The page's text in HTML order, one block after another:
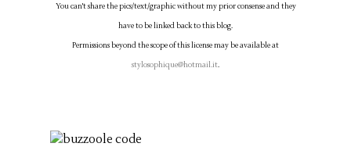
You can't share the pics/text/graphic without my prior consense and they
have to be linked back to this blog.
Permissions beyond the scope of this license may be available at
stylosophique@hotmail.it.